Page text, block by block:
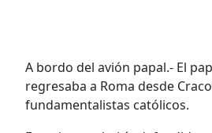
A bordo del avión papal.- El
regresaba a Roma desde
fundamentalistas católicos.